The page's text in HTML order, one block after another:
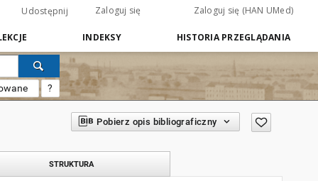
Udostępnij Zaloguj się Zaloguj się (HAN UMed)
INDEKSY HISTORIA PRZEGLĄDANIA
?
Pobierz opis bibliograficzny
STRUKTURA